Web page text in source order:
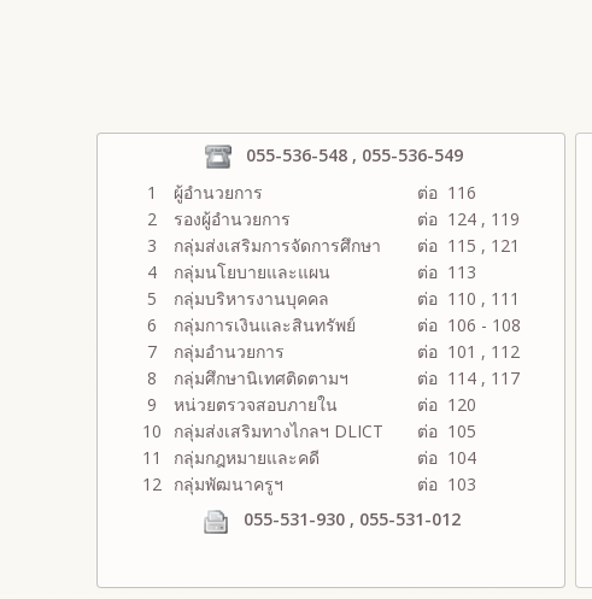
055-536-548 , 055-536-549
1
ผู้อำนวยการ
ต่อ 116
2
รองผู้อำนวยการ
ต่อ 124 , 119
3
กลุ่มส่งเสริมการจัดการศึกษา
ต่อ 115 , 121
4
กลุ่มนโยบายและแผน
ต่อ 113
5
กลุ่มบริหารงานบุคคล
ต่อ 110 , 111
6
กลุ่มการเงินและสินทรัพย์
ต่อ 106 - 108
7
กลุ่มอำนวยการ
ต่อ 101 , 112
8
กลุ่มศึกษานิเทศติดตามฯ
ต่อ 114 , 117
9
หน่วยตรวจสอบภายใน
ต่อ 120
10
กลุ่มส่งเสริมทางไกลฯ DLICT
ต่อ 105
11
กลุ่มกฎหมายและคดี
ต่อ 104
12 กลุ่มพัฒนาครูฯ
ต่อ 103
055-531-930 , 055-531-012